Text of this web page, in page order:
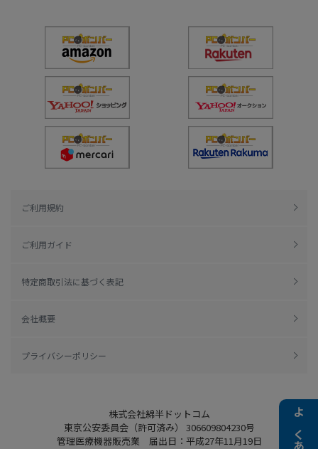
ご利用規約
ご利用ガイド
特定商取引法に基づく表記
会社概要
プライバシーポリシー
株式会社綿半ドットコム
東京公安委員会（許可済み） 306609804230号
管理医療機器販売業 届出日：平成27年11月19日